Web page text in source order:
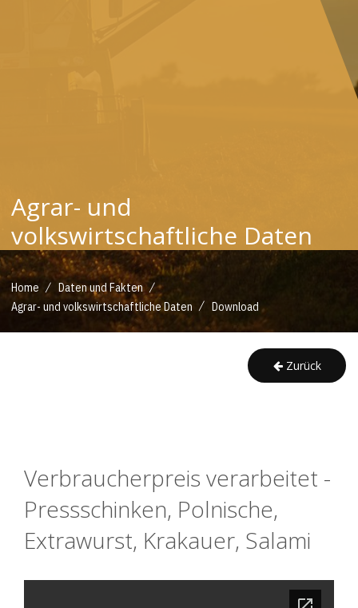
Agrar- und
volkswirtschaftliche Daten
Home / Daten und Fakten /
Agrar- und volkswirtschaftliche Daten / Download
Zurück
Verbraucherpreis verarbeitet -
Pressschinken, Polnische,
Extrawurst, Krakauer, Salami